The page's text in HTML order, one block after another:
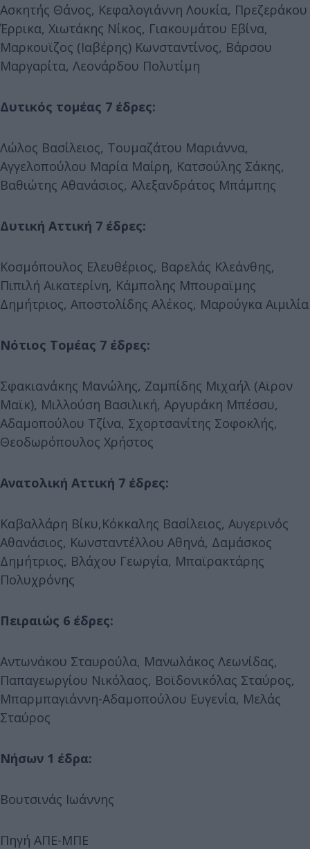
Ασκητής Θάνος, Κεφαλογιάννη Λουκία, Πρεζεράκου
Έρρικα, Χιωτάκης Νίκος, Γιακουμάτου Εβίνα,
Μαρκουϊζος (Ιαβέρης) Κωνσταντίνος, Βάρσου
Μαργαρίτα, Λεονάρδου Πολυτίμη
Δυτικός τομέας 7 έδρες:
Λώλος Βασίλειος, Τουμαζάτου Μαριάννα,
Αγγελοπούλου Μαρία Μαίρη, Κατσούλης Σάκης,
Βαθιώτης Αθανάσιος, Αλεξανδράτος Μπάμπης
Δυτική Αττική 7 έδρες:
Κοσμόπουλος Ελευθέριος, Βαρελάς Κλεάνθης,
Πιπιλή Αικατερίνη, Κάμπολης Μπουραϊμης
Δημήτριος, Αποστολίδης Αλέκος, Μαρούγκα Αιμιλία
Νότιος Τομέας 7 έδρες:
Σφακιανάκης Μανώλης, Ζαμπίδης Μιχαήλ (Αϊρον
Μαϊκ), Μιλλούση Βασιλική, Αργυράκη Μπέσσυ,
Αδαμοπούλου Τζίνα, Σχορτσανίτης Σοφοκλής,
Θεοδωρόπουλος Χρήστος
Ανατολική Αττική 7 έδρες:
Καβαλλάρη Βίκυ,Κόκκαλης Βασίλειος, Αυγερινός
Αθανάσιος, Κωνσταντέλλου Αθηνά, Δαμάσκος
Δημήτριος, Βλάχου Γεωργία, Μπαϊρακτάρης
Πολυχρόνης
Πειραιώς 6 έδρες:
Αντωνάκου Σταυρούλα, Μανωλάκος Λεωνίδας,
Παπαγεωργίου Νικόλαος, Βοϊδονικόλας Σταύρος,
Μπαρμπαγιάννη-Αδαμοπούλου Ευγενία, Μελάς
Σταύρος
Νήσων 1 έδρα:
Βουτσινάς Ιωάννης
Πηγή ΑΠΕ-ΜΠΕ